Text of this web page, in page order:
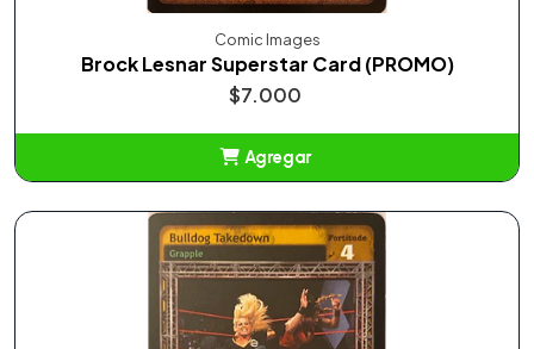
Comic Images
Brock Lesnar Superstar Card (PROMO)
$7.000
Agregar